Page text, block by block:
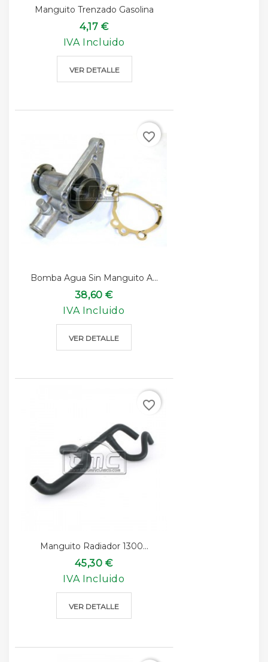
Manguito Trenzado Gasolina
4,17 €
IVA Incluido
VER DETALLE
Bomba Agua Sin Manguito A...
38,60 €
IVA Incluido
VER DETALLE
favorite_border
Manguito Radiador 1300...
45,30 €
IVA Incluido
VER DETALLE
favorite_border